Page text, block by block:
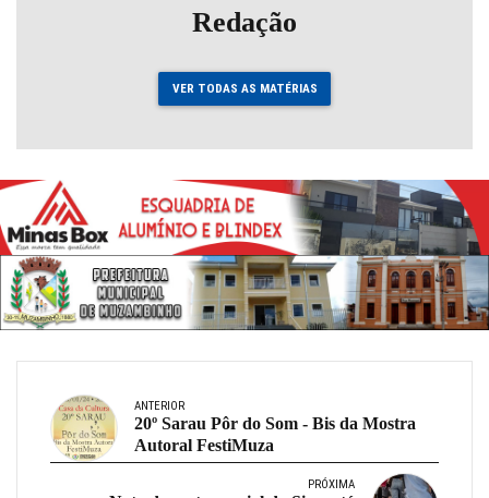
Redação
VER TODAS AS MATÉRIAS
ANTERIOR
20º Sarau Pôr do Som - Bis da Mostra
Autoral FestiMuza
PRÓXIMA